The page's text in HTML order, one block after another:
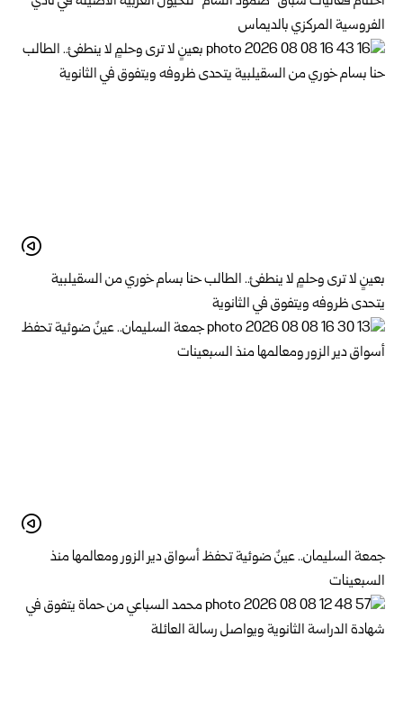
الفروسية المركزي بالديماس
بعينٍ لا ترى وحلمٍ لا ينطفئ.. الطالب حنا بسام خوري من السقيلبية
يتحدى ظروفه ويتفوق في الثانوية
جمعة السليمان.. عينٌ ضوئية تحفظ أسواق دير الزور ومعالمها منذ
السبعينات